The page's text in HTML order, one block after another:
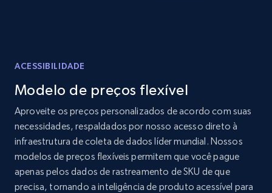
Amazon products global dataset - Collects
products by specific category URL
Title, Seller name, Brand, Description, Initial
price, Currency, Availability, Reviews count, and
more.
2.1K+ 375+ Comece agora
ACESSIBILIDADE
Modelo de preços flexível
Aproveite os preços personalizados de acordo com suas
necessidades, respaldados por nosso acesso direto à
infraestrutura de coleta de dados líder mundial. Nossos
modelos de preços flexíveis permitem que você pague
apenas pelos dados de rastreamento de SKU de que
precisa, tornando a inteligência de produto acessível para